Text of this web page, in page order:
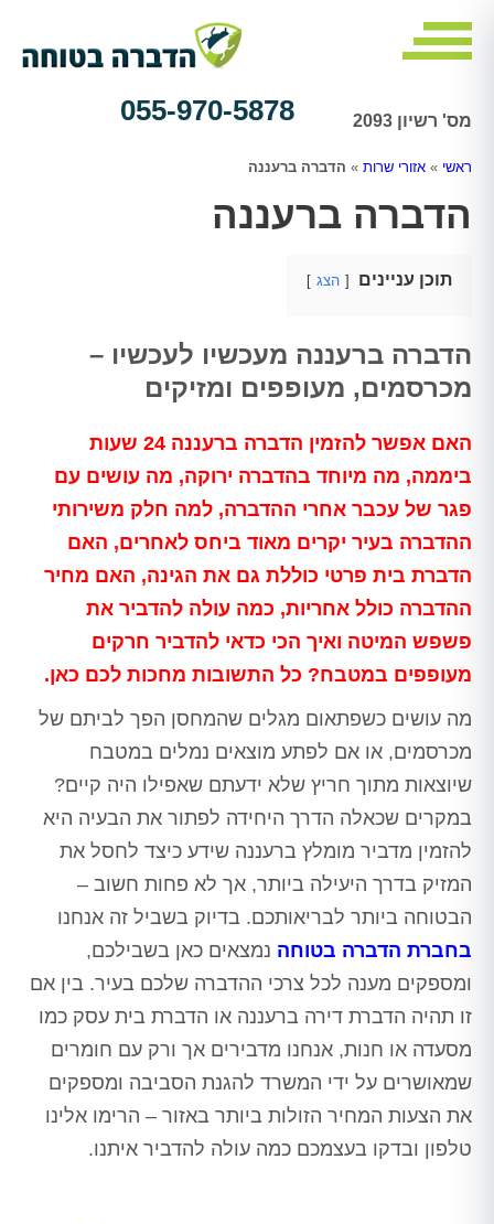
מס' רשיון 2093 055-970-5878
ראשי » אזורי שרות » הדברה ברעננה
הדברה ברעננה
תוכן עניינים הצג
הדברה ברעננה מעכשיו לעכשיו –
מכרסמים, מעופפים ומזיקים
האם אפשר להזמין הדברה ברעננה 24 שעות
ביממה, מה מיוחד בהדברה ירוקה, מה עושים עם
פגר של עכבר אחרי ההדברה, למה חלק משירותי
ההדברה בעיר יקרים מאוד ביחס לאחרים, האם
הדברת בית פרטי כוללת גם את הגינה, האם מחיר
ההדברה כולל אחריות, כמה עולה להדביר את
פשפש המיטה ואיך הכי כדאי להדביר חרקים
מעופפים במטבח? כל התשובות מחכות לכם כאן.
מה עושים כשפתאום מגלים שהמחסן הפך לביתם של
מכרסמים, או אם לפתע מוצאים נמלים במטבח
שיוצאות מתוך חריץ שלא ידעתם שאפילו היה קיים?
במקרים שכאלה הדרך היחידה לפתור את הבעיה היא
להזמין מדביר מומלץ ברעננה שידע כיצד לחסל את
המזיק בדרך היעילה ביותר, אך לא פחות חשוב –
הבטוחה ביותר לבריאותכם. בדיוק בשביל זה אנחנו
בחברת הדברה בטוחה נמצאים כאן בשבילכם,
ומספקים מענה לכל צרכי ההדברה שלכם בעיר. בין אם
זו תהיה הדברת דירה ברעננה או הדברת בית עסק כמו
מסעדה או חנות, אנחנו מדבירים אך ורק עם חומרים
שמאושרים על ידי המשרד להגנת הסביבה ומספקים
את הצעות המחיר הזולות ביותר באזור – הרימו אלינו
טלפון ובדקו בעצמכם כמה עולה להדביר איתנו.